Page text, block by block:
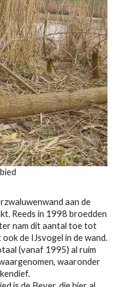
aan de
Reeds in 1998 broedden
nam dit aantal toe tot
de IJsvogel in de wand.
(vanaf 1995) al ruim
waaronder